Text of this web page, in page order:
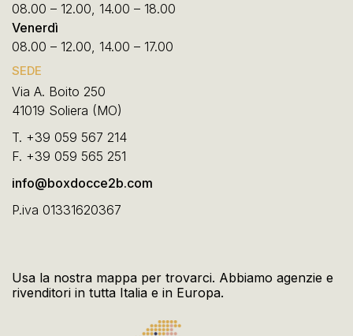
08.00 – 12.00, 14.00 – 18.00
Venerdì
08.00 – 12.00, 14.00 – 17.00
SEDE
Via A. Boito 250
41019 Soliera (MO)
T. +39 059 567 214
F. +39 059 565 251
info@boxdocce2b.com
P.iva 01331620367
Usa la nostra mappa per trovarci. Abbiamo agenzie e
rivenditori in tutta Italia e in Europa.